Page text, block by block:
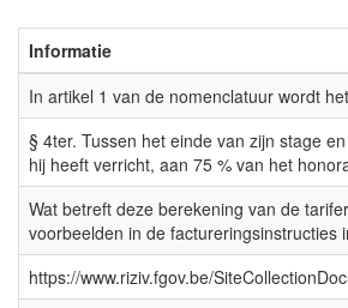
Informatie
In artikel 1 van de nomenclatuur wordt
§ 4ter. Tussen het einde van zijn stage
hij heeft verricht, aan 75 % van het
Wat betreft deze berekening van de
voorbeelden in de factureringsinstructies
https://www.riziv.fgov.be/